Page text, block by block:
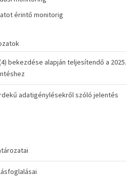
érintő monitorig
bekezdése alapján teljesítendő a 2025.
adatigénylésekről szóló jelentés